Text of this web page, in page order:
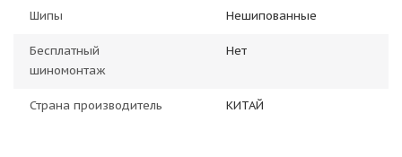
Шипы Нешипованные
Бесплатный
шиномонтаж
Нет
Страна производитель КИТАЙ